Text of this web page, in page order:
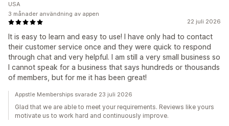
22 juli 2026
It is easy to learn and easy to use! I have only had to contact
their customer service once and they were quick to respond
through chat and very helpful. I am still a very small business so
I cannot speak for a business that says hundreds or thousands
of members, but for me it has been great!
USA
3 månader användning av appen
Appstle Memberships svarade 23 juli 2026
Glad that we are able to meet your requirements. Reviews like yours
motivate us to work hard and continuously improve.